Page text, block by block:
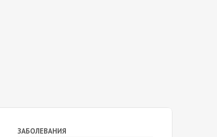
ЗАБОЛЕВАНИЯ